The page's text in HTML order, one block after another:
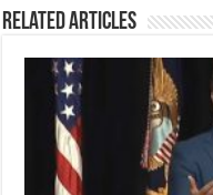
Related Articles